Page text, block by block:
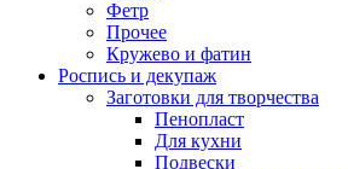
Фетр
Прочее
Кружево и фатин
Роспись и декупаж
Заготовки для творчества
Пенопласт
Для кухни
Подвески